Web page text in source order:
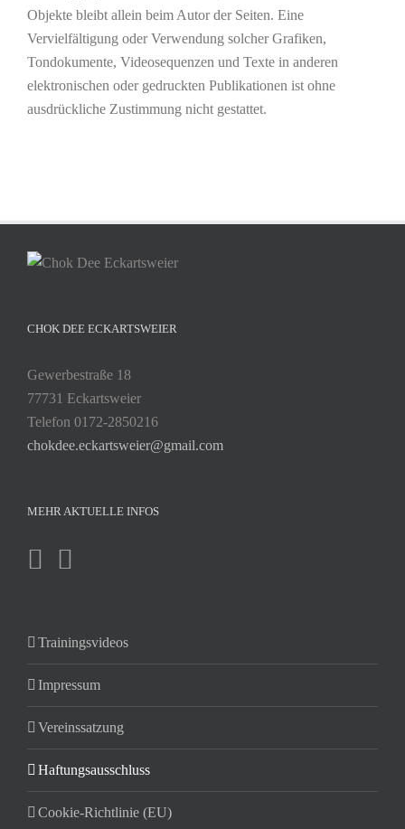
Objekte bleibt allein beim Autor der Seiten. Eine
Vervielfältigung oder Verwendung solcher Grafiken,
Tondokumente, Videosequenzen und Texte in anderen
elektronischen oder gedruckten Publikationen ist ohne
ausdrückliche Zustimmung nicht gestattet.
CHOK DEE ECKARTSWEIER
Gewerbestraße 18
77731 Eckartsweier
Telefon 0172-2850216
chokdee.eckartsweier@gmail.com
MEHR AKTUELLE INFOS
Trainingsvideos
Impressum
Vereinssatzung
Haftungsausschluss
Cookie-Richtlinie (EU)